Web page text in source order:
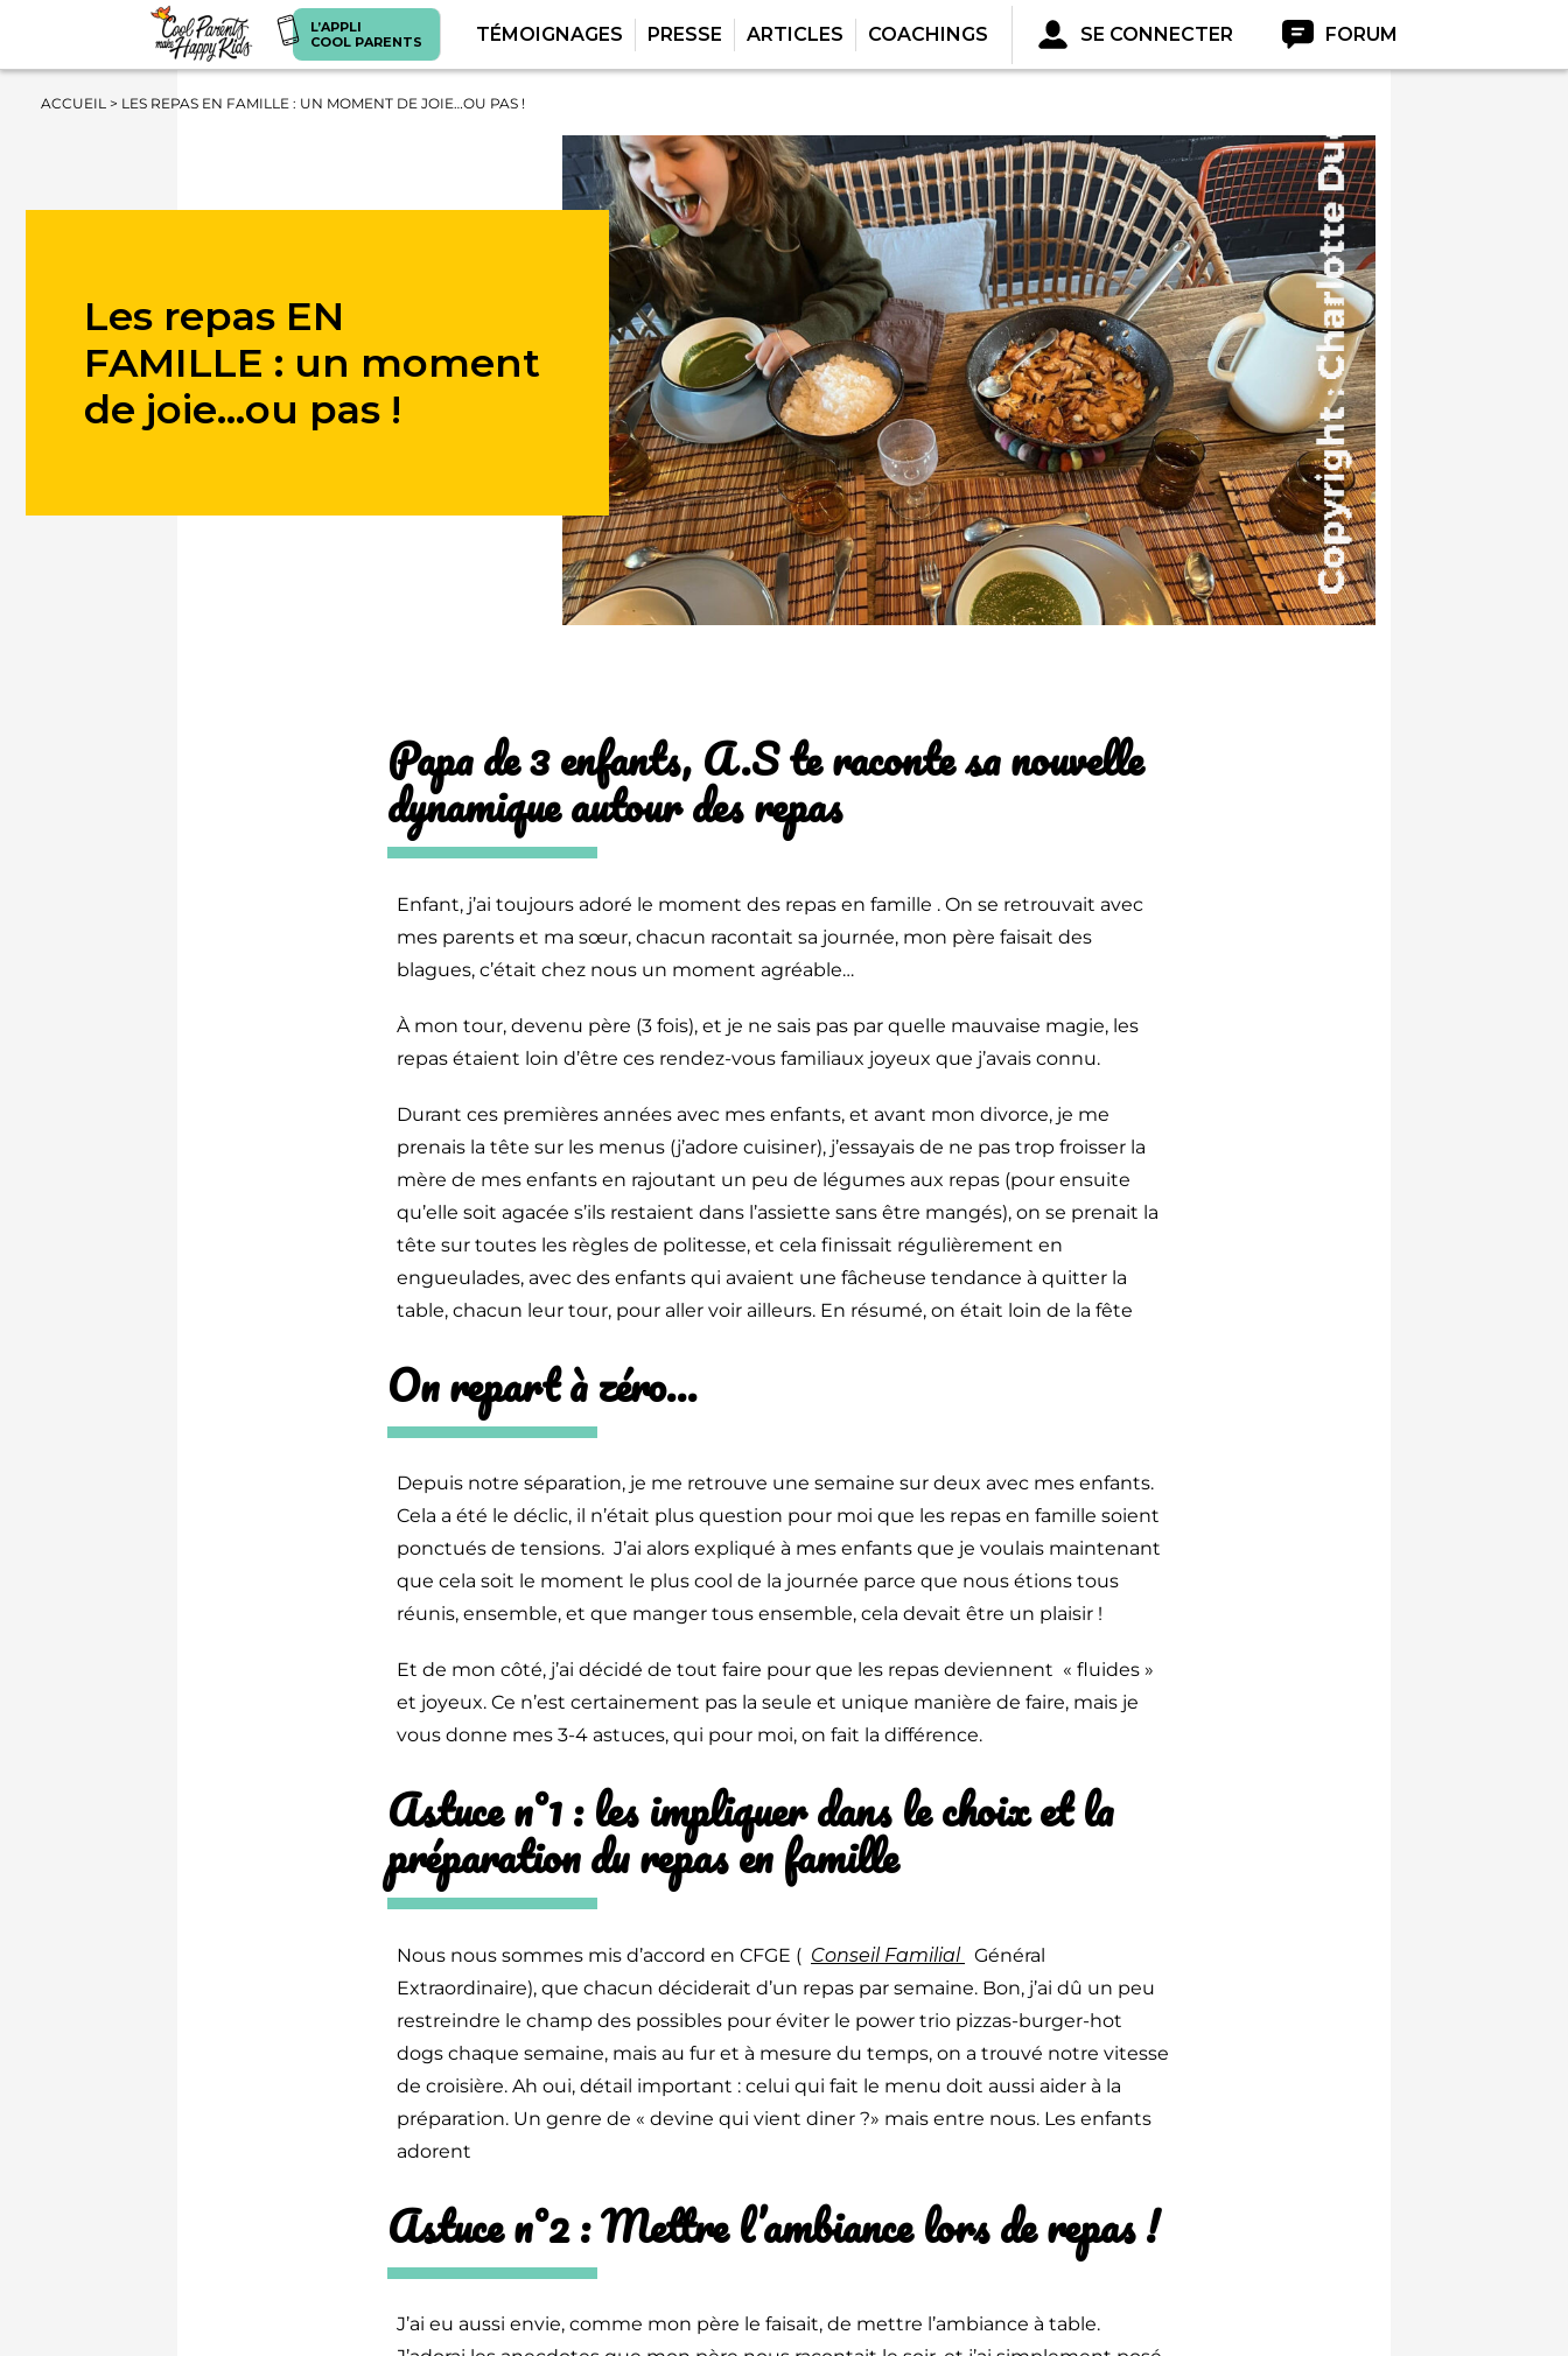
L’APPLI
COOL PARENTS
TÉMOIGNAGES PRESSE ARTICLES COACHINGS SE CONNECTER FORUM
ACCUEIL> LES REPAS EN FAMILLE : UN MOMENT DE JOIE…OU PAS !
Les repas EN
FAMILLE : un moment
de joie…ou pas !
Papa de 3 enfants, A.S te raconte sa nouvelle
dynamique autour des repas
Enfant, j’ai toujours adoré le moment des repas en famille . On se retrouvait avec
mes parents et ma sœur, chacun racontait sa journée, mon père faisait des
blagues, c’était chez nous un moment agréable…
À mon tour, devenu père (3 fois), et je ne sais pas par quelle mauvaise magie, les
repas étaient loin d’être ces rendez-vous familiaux joyeux que j’avais connu.
Durant ces premières années avec mes enfants, et avant mon divorce, je me
prenais la tête sur les menus (j’adore cuisiner), j’essayais de ne pas trop froisser la
mère de mes enfants en rajoutant un peu de légumes aux repas (pour ensuite
qu’elle soit agacée s’ils restaient dans l’assiette sans être mangés), on se prenait la
tête sur toutes les règles de politesse, et cela finissait régulièrement en
engueulades, avec des enfants qui avaient une fâcheuse tendance à quitter la
table, chacun leur tour, pour aller voir ailleurs. En résumé, on était loin de la fête
On repart à zéro…
Depuis notre séparation, je me retrouve une semaine sur deux avec mes enfants.
Cela a été le déclic, il n’était plus question pour moi que les repas en famille soient
ponctués de tensions. J’ai alors expliqué à mes enfants que je voulais maintenant
que cela soit le moment le plus cool de la journée parce que nous étions tous
réunis, ensemble, et que manger tous ensemble, cela devait être un plaisir !
Et de mon côté, j’ai décidé de tout faire pour que les repas deviennent « fluides »
et joyeux. Ce n’est certainement pas la seule et unique manière de faire, mais je
vous donne mes 3-4 astuces, qui pour moi, on fait la différence.
Astuce n°1 : les impliquer dans le choix et la
préparation du repas en famille
Nous nous sommes mis d’accord en CFGE ( Conseil Familial Général
Extraordinaire), que chacun déciderait d’un repas par semaine. Bon, j’ai dû un peu
restreindre le champ des possibles pour éviter le power trio pizzas-burger-hot
dogs chaque semaine, mais au fur et à mesure du temps, on a trouvé notre vitesse
de croisière. Ah oui, détail important : celui qui fait le menu doit aussi aider à la
préparation. Un genre de « devine qui vient diner ?» mais entre nous. Les enfants
adorent
Astuce n°2 : Mettre l’ambiance lors de repas !
J’ai eu aussi envie, comme mon père le faisait, de mettre l’ambiance à table.